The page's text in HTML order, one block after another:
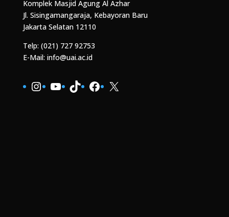
Komplek Masjid Agung Al Azhar
Jl. Sisingamangaraja, Kebayoran Baru
Jakarta Selatan 12110
Telp: (021) 727 92753
E-Mail: info@uai.ac.id
Instagram
YouTube
TikTokFacebook
X